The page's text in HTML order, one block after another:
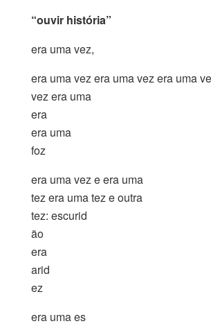
“ouvir história”
era uma vez,
era uma vez era uma vez era uma
vez era uma
era
era uma
foz
era uma vez e era uma
tez era uma tez e outra
tez: escurid
ão
era
arid
ez
era uma es